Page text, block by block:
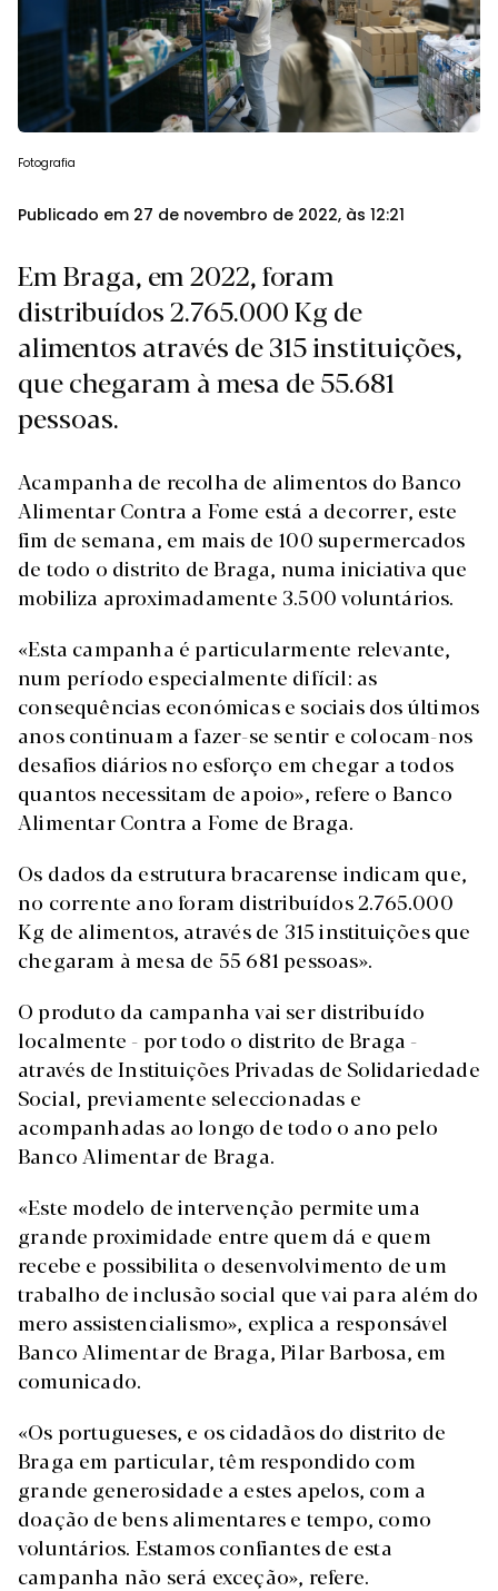
Fotografia
Publicado em 27 de novembro de 2022, às 12:21
Em Braga, em 2022, foram
distribuídos 2.765.000 Kg de
alimentos através de 315 instituições,
que chegaram à mesa de 55.681
pessoas.
Acampanha de recolha de alimentos do Banco
Alimentar Contra a Fome está a decorrer, este
fim de semana, em mais de 100 supermercados
de todo o distrito de Braga, numa iniciativa que
mobiliza aproximadamente 3.500 voluntários.
«Esta campanha é particularmente relevante,
num período especialmente difícil: as
consequências económicas e sociais dos últimos
anos continuam a fazer-se sentir e colocam-nos
desafios diários no esforço em chegar a todos
quantos necessitam de apoio», refere o Banco
Alimentar Contra a Fome de Braga.
Os dados da estrutura bracarense indicam que,
no corrente ano foram distribuídos 2.765.000
Kg de alimentos, através de 315 instituições que
chegaram à mesa de 55 681 pessoas».
O produto da campanha vai ser distribuído
localmente - por todo o distrito de Braga -
através de Instituições Privadas de Solidariedade
Social, previamente seleccionadas e
acompanhadas ao longo de todo o ano pelo
Banco Alimentar de Braga.
«Este modelo de intervenção permite uma
grande proximidade entre quem dá e quem
recebe e possibilita o desenvolvimento de um
trabalho de inclusão social que vai para além do
mero assistencialismo», explica a responsável
Banco Alimentar de Braga, Pilar Barbosa, em
comunicado.
«Os portugueses, e os cidadãos do distrito de
Braga em particular, têm respondido com
grande generosidade a estes apelos, com a
doação de bens alimentares e tempo, como
voluntários. Estamos confiantes de esta
campanha não será exceção», refere.